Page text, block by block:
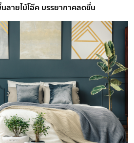
ลายไม้โอ๊ค บรรยากาศสดชื่น